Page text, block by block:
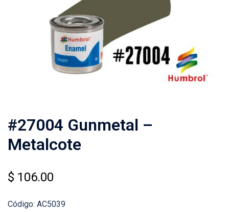
#27004 Gunmetal –
Metalcote
$ 106.00
Código: AC5039